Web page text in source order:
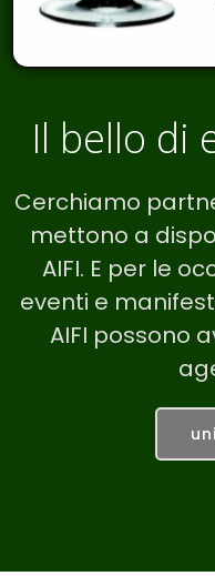
Il bello di
Cerchiamo
mettono a
AIFI. E per le
eventi e
AIFI possono